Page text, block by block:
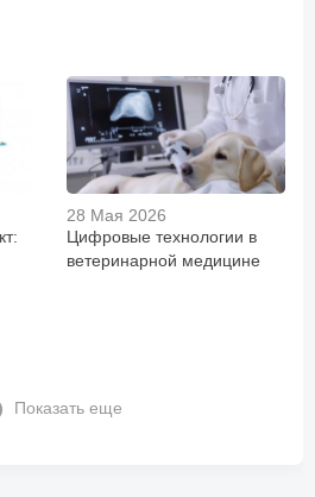
28 Мая 2026
Цифровые технологии в
ветеринарной медицине
Показать еще